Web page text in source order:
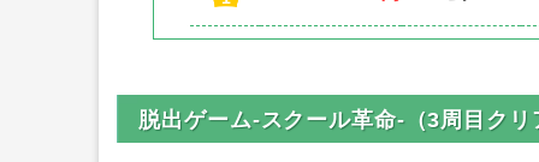
脱出ゲーム-スクール革命-（3周目ク